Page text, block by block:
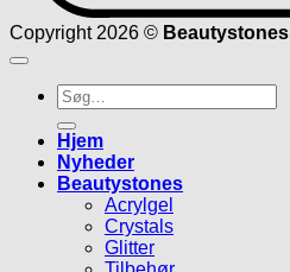
Copyright 2026 © Beautystones
Søg
efter:
Hjem
Nyheder
Beautystones
Acrylgel
Crystals
Glitter